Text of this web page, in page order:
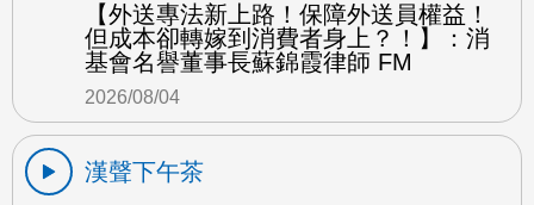
【外送專法新上路！保障外送員權益！
但成本卻轉嫁到消費者身上？！】：消
基會名譽董事長蘇錦霞律師 FM
2026/08/04
漢聲下午茶